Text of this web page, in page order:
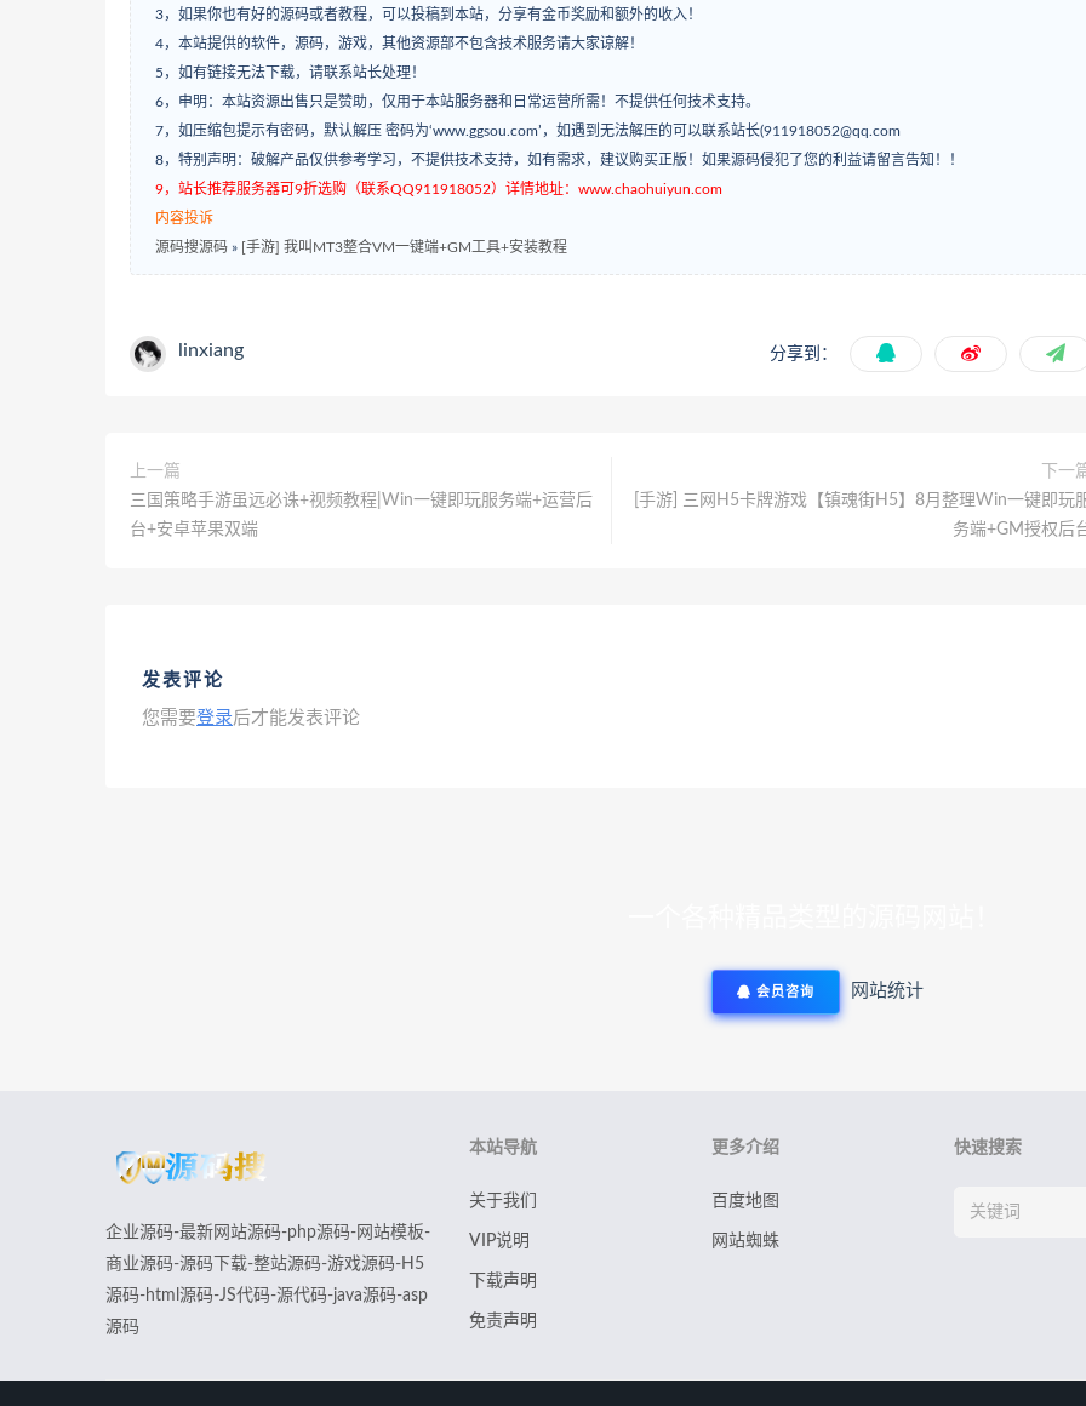
3，如果你也有好的源码或者教程，可以投稿到本站，分享有金币奖励和额外的收入！
4，本站提供的软件，源码，游戏，其他资源部不包含技术服务请大家谅解！
5，如有链接无法下载，请联系站长处理！
6，申明：本站资源出售只是赞助，仅用于本站服务器和日常运营所需！不提供任何技术支持。
7，如压缩包提示有密码，默认解压 密码为‘www.ggsou.com’，如遇到无法解压的可以联系站长(911918052@qq.com
8，特别声明：破解产品仅供参考学习，不提供技术支持，如有需求，建议购买正版！如果源码侵犯了您的利益请留言告知！！
9，站长推荐服务器可9折选购（联系QQ911918052）详情地址：www.chaohuiyun.com
内容投诉
源码搜源码 » [手游] 我叫MT3整合VM一键端+GM工具+安装教程
linxiang 分享到：
上一篇
三国策略手游虽远必诛+视频教程|Win一键即玩服务端+运营后
台+安卓苹果双端
下一
[手游] 三网H5卡牌游戏【镇魂街H5】8月整理Win一键即玩
务端+GM授权后
发表评论
您需要登录后才能发表评论
会员咨询 网站统计
企业源码-最新网站源码-php源码-网站模板-
商业源码-源码下载-整站源码-游戏源码-H5
源码-html源码-JS代码-源代码-java源码-asp
源码
本站导航
关于我们
VIP说明
下载声明
免责声明
更多介绍
百度地图
网站蜘蛛
快速搜索